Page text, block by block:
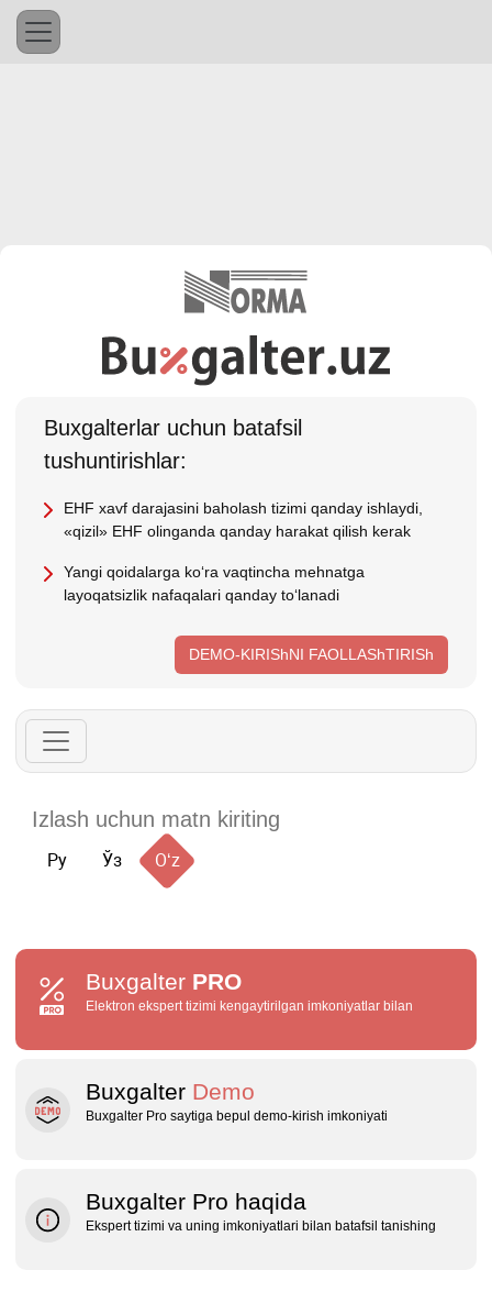
Buхgalterlar uchun batafsil
tushuntirishlar:
EHF хavf darajasini baholash tizimi qanday ishlaydi,
«qizil» EHF olinganda qanday harakat qilish kerak
Yangi qoidalarga koʻra vaqtincha mehnatga
layoqatsizlik nafaqalari qanday toʻlanadi
DEMO-KIRIShNI FAOLLAShTIRISh
Ру Ўз Oʻz
Buxgalter PRO
Elektron ekspert tizimi kengaytirilgan imkoniyatlar bilan
Buxgalter Demo
Buxgalter Pro saytiga bepul demo‑kirish imkoniyati
Buxgalter Pro haqida
Ekspert tizimi va uning imkoniyatlari bilan batafsil tanishing